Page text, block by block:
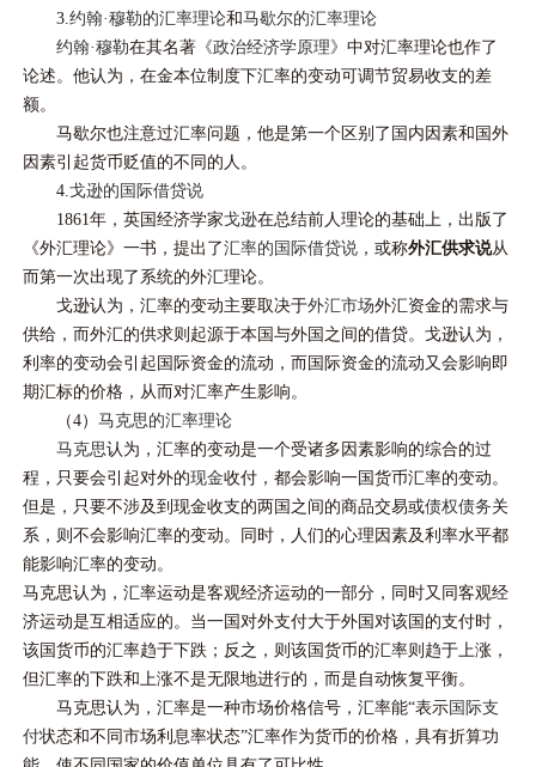
3.约翰·穆勒的汇率理论和马歇尔的汇率理论
约翰·穆勒在其名著 《政治经济学原理》中对汇率理论也作了
论述。他认为，在金本位制度下汇率的变动可调节贸易收支的差
额。
马歇尔也注意过汇率问题，他是第一个区别了国内因素和国外
因素引起货币贬值的不同的人。
4.戈逊的国际借贷说
1861年，英国经济学家戈逊在总结前人理论的基础上，出版了
《外汇理论》一书，提出了汇率的国际借贷说 ，或称外汇供求说从
而第一次出现了系统的外汇理论。
戈逊认为，汇率的变动主要取决于外汇市场外汇资金的需求与
供给，而外汇的供求则起源于本国与外国之间的借贷。戈逊认为，
利率的变动会引起国际资金的流动，而国际资金的流动又会影响即
期汇标的价格，从而对汇率产生影响。
（4）马克思的汇率理论
马克思认为，汇率的变动是一个受诸多因素影响的综合的过
程，只要会引起对外的现金收付，都会影响一国货币汇率的变动。
但是，只要不涉及到现金收支的两国之间的商品交易或债权债务关
系，则不会影响汇率的变动。同时，人们的心理因素及利率水平都
能影响汇率的变动。
马克思认为，汇率运动是客观经济运动的一部分，同时又同客观经
济运动是互相适应的。当一国对外支付大于外国对该国的支付时，
该国货币的汇率趋于下跌；反之，则该国货币的汇率则趋于上涨，
但汇率的下跌和上涨不是无限地进行的，而是自动恢复平衡。
马克思认为，汇率是一种市场价格信号，汇率能“表示 国际支
付状态和不同市场利息率状态”汇率作为货币的价格，具有折算功